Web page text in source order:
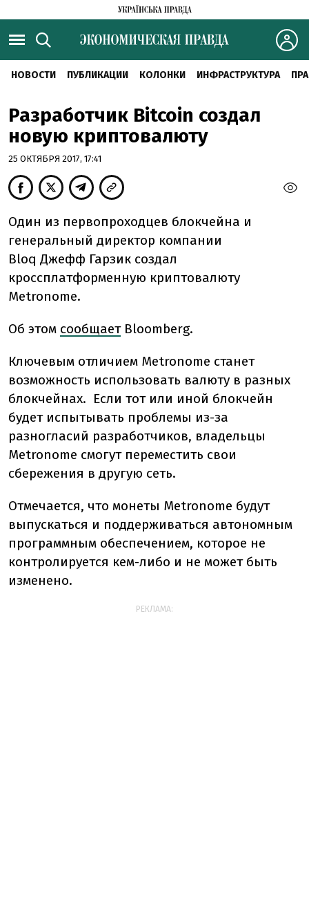
НОВОСТИ ПУБЛИКАЦИИ КОЛОНКИ ИНФРАСТРУКТУРА
Разработчик Bitcoin создал
новую криптовалюту
25 ОКТЯБРЯ 2017, 17:41
Один из первопроходцев блокчейна и
генеральный директор компании
Bloq Джефф Гарзик создал
кроссплатформенную криптовалюту
Metronome.
Об этом сообщаетBloomberg.
Ключевым отличием Metronome станет
возможность использовать валюту в разных
блокчейнах. Если тот или иной блокчейн
будет испытывать проблемы из-за
разногласий разработчиков, владельцы
Metronome смогут переместить свои
сбережения в другую сеть.
Отмечается, что монеты Metronome будут
выпускаться и поддерживаться автономным
программным обеспечением, которое не
контролируется кем-либо и не может быть
изменено.
РЕКЛАМА: